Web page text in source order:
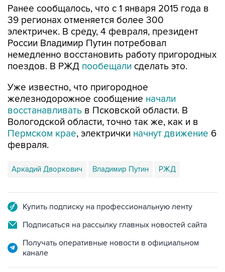
Ранее сообщалось, что с 1 января 2015 года в
39 регионах отменяется более 300
электричек. В среду, 4 февраля, президент
России Владимир Путин потребовал
немедленно восстановить работу пригородных
поездов. В РЖД пообещали сделать это.
Уже известно, что пригородное
железнодорожное сообщение начали
восстанавливать в Псковской области. В
Вологодской области, точно так же, как и в
Пермском крае, электрички начнут движение 6
февраля.
Аркадий Дворкович Владимир Путин РЖД
Купить подписку на профессиональную ленту
Подписаться на рассылку главных новостей сайта
Получать оперативные новости в официальном
канале